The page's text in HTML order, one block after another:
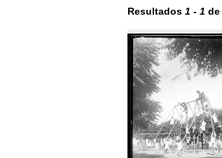
Resultados 1 - 1 de